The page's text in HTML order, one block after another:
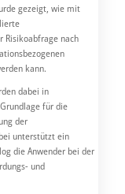
gezeigt, wie mit
Risikoabfrage nach
kann.
dabei in
für die
der
unterstützt ein
die Anwender bei der
und